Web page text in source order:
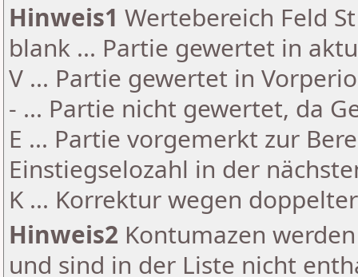
Hinweis1 Wertebereich Feld
blank ... Partie gewertet in
V ... Partie gewertet in
- ... Partie nicht gewertet, da
E ... Partie vorgemerkt zur
Einstiegselozahl in der
K ... Korrektur wegen
Hinweis2 Kontumazen
und sind in der Liste nicht